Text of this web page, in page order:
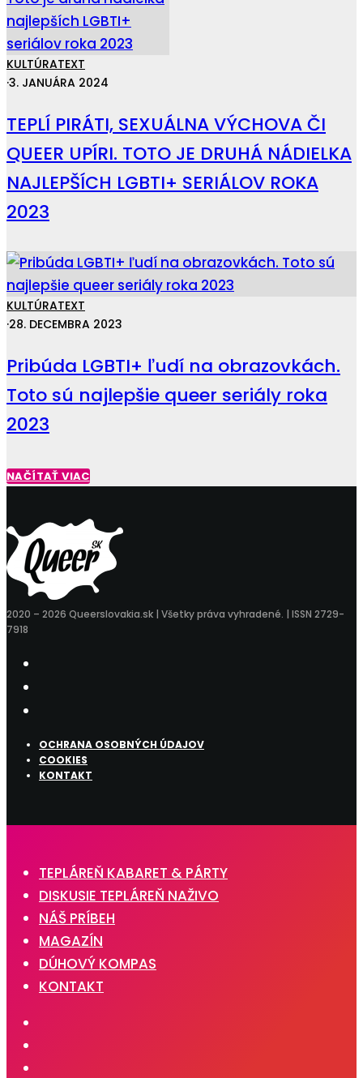
KULTÚRATEXT
·3. JANUÁRA 2024
TEPLÍ PIRÁTI, SEXUÁLNA VÝCHOVA ČI
QUEER UPÍRI. TOTO JE DRUHÁ NÁDIELKA
NAJLEPŠÍCH LGBTI+ SERIÁLOV ROKA
2023
KULTÚRATEXT
·28. DECEMBRA 2023
Pribúda LGBTI+ ľudí na obrazovkách.
Toto sú najlepšie queer seriály roka
2023
NAČÍTAŤ VIAC
2020 – 2026 Queerslovakia.sk | Všetky práva vyhradené. | ISSN 2729-
7918
OCHRANA OSOBNÝCH ÚDAJOV
COOKIES
KONTAKT
TEPLÁREŇ KABARET & PÁRTY
DISKUSIE TEPLÁREŇ NAŽIVO
NÁŠ PRÍBEH
MAGAZÍN
DÚHOVÝ KOMPAS
KONTAKT